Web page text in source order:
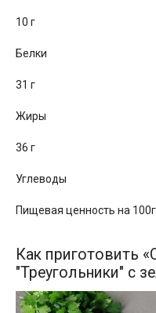
10 г
Белки
31 г
Жиры
36 г
Углеводы
Пищевая ценность на 100г.
Как приготовить
"Треугольники" с